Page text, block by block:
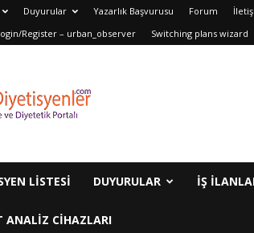
Duyurular Yazarlık Başvurusu Forum
Register – urban_observer Switching plans wizard
LISTESI DUYURULAR İŞ
ANALIZ CIHAZLARI